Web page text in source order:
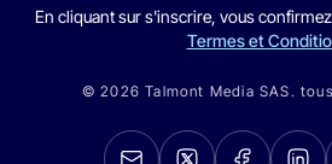
En cliquant sur s'inscrire, vous
Termes et
© 2026 Talmont Media SAS.